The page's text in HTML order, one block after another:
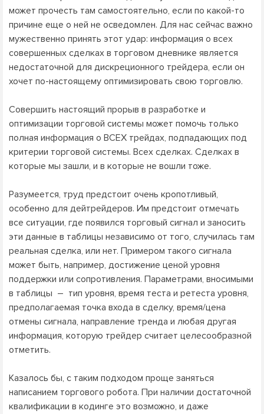
может прочесть там самостоятельно, если по какой-то
причине еще о ней не осведомлен. Для нас сейчас важно
мужественно принять этот удар: информация о всех
совершенных сделках в торговом дневнике является
недостаточной для дискреционного трейдера, если он
хочет по-настоящему оптимизировать свою торговлю.
Совершить настоящий прорыв в разработке и
оптимизации торговой системы может помочь только
полная информация о ВСЕХ трейдах, подпадающих под
критерии торговой системы. Всех сделках. Сделках в
которые мы зашли, и в которые не вошли тоже.
Разумеется, труд предстоит очень кропотливый,
особенно для дейтрейдеров. Им предстоит отмечать
все ситуации, где появился торговый сигнал и заносить
эти данные в таблицы независимо от того, случилась там
реальная сделка, или нет. Примером такого сигнала
может быть, например, достижение ценой уровня
поддержки или сопротивления. Параметрами, вносимыми
в таблицы – тип уровня, время теста и ретеста уровня,
предполагаемая точка входа в сделку, время/цена
отмены сигнала, направление тренда и любая другая
информация, которую трейдер считает целесообразной
отметить.
Казалось бы, с таким подходом проще заняться
написанием торгового робота. При наличии достаточной
квалификации в кодинге это возможно, и даже